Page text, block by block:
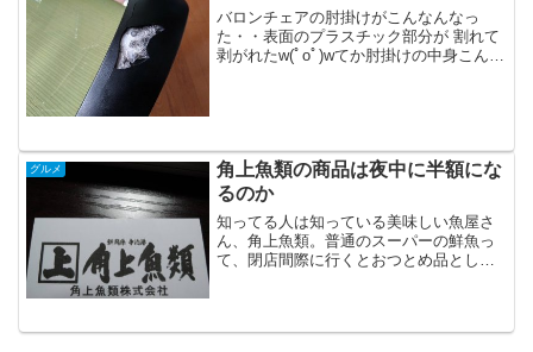
バロンチェアの肘掛けがこんなんなっ
た・・表面のプラスチック部分が 割れて
剥がれたw(ﾟoﾟ)wてか肘掛けの中身こんな
グルメ
角上魚類の商品は夜中に半額にな
るのか
知ってる人は知っている美味しい魚屋さ
ん、角上魚類。普通のスーパーの鮮魚っ
て、閉店間際に行くとおつとめ品として
の？ もしそうなら思いっ...